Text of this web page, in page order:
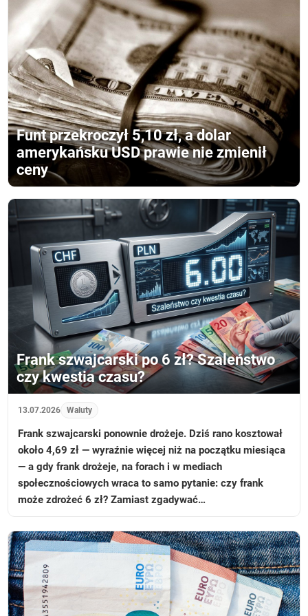
Funt przekroczył 5,10 zł, a dolar
amerykańsku USD prawie nie zmienił
ceny
Frank szwajcarski po 6 zł? Szaleństwo
czy kwestia czasu?
13.07.2026 Waluty
Frank szwajcarski ponownie drożeje. Dziś rano kosztował
około 4,69 zł — wyraźnie więcej niż na początku miesiąca
— a gdy frank drożeje, na forach i w mediach
społecznościowych wraca to samo pytanie: czy frank
może zdrożeć 6 zł? Zamiast zgadywać…